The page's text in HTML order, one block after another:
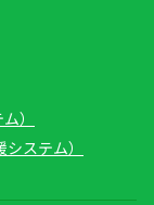
）
ステム）